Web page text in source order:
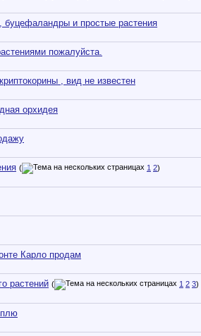
буцефаландры и простые растения
пожалуйста.
, вид не известен
орхидея
( 1 2)
Карло продам
растений ( 1 2 3)